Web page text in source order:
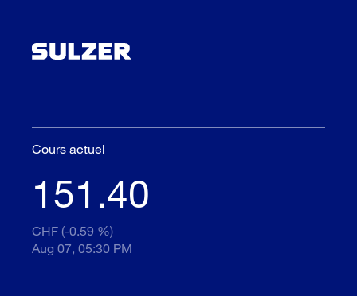
Cours actuel
151.40
CHF (-0.59 %)
Aug 07, 05:30 PM